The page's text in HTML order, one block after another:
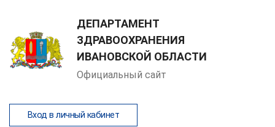
ДЕПАРТАМЕНТ
ЗДРАВООХРАНЕНИЯ
ИВАНОВСКОЙ ОБЛАСТИ
Официальный сайт
Вход в личный кабинет